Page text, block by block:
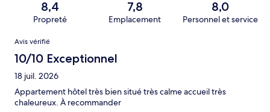
8,4
Propreté
7,8
Emplacement
8,0
Personnel et service
Avis
Avis vérifié
10/10 Exceptionnel
18 juil. 2026
Appartement hôtel très bien situé très calme accueil très
chaleureux. À recommander